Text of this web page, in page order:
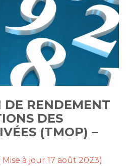
DE RENDEMENT
DES
(TMOP) –
Mise à jour 17 août 2023)